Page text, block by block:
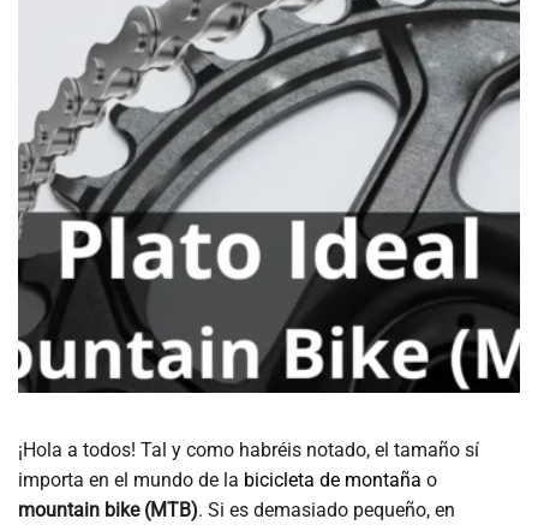
¡Hola a todos! Tal y como habréis notado, el tamaño sí
importa en el mundo de la bicicleta de montaña o
mountain bike (MTB). Si es demasiado pequeño, en